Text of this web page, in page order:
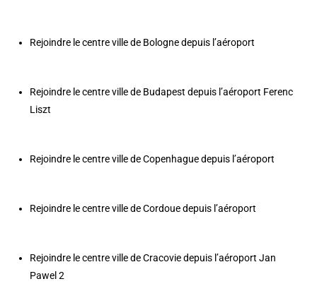
Rejoindre le centre ville de Bologne depuis l’aéroport
Rejoindre le centre ville de Budapest depuis l’aéroport Ferenc
Liszt
Rejoindre le centre ville de Copenhague depuis l’aéroport
Rejoindre le centre ville de Cordoue depuis l’aéroport
Rejoindre le centre ville de Cracovie depuis l’aéroport Jan
Pawel 2